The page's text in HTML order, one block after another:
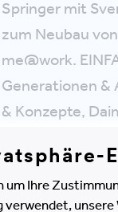
Springer mit
zum Neubau
me@work.
Generationen &
& Konzepte,
Huff, Senior
MIND THE
um Ihre